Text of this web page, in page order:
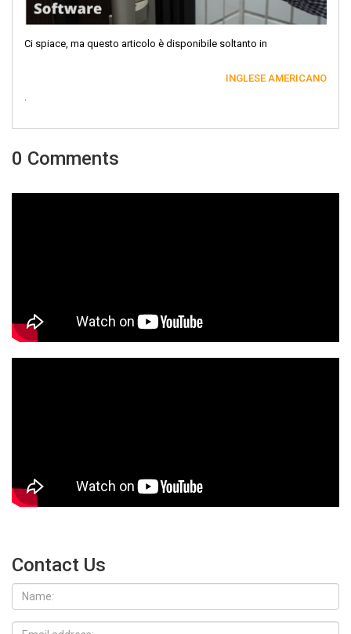
Ci spiace, ma questo articolo è disponibile soltanto in
INGLESE AMERICANO
.
0 Comments
Contact Us